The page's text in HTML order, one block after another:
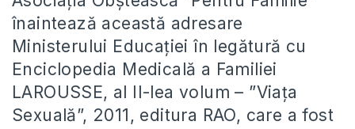
înaintează această adresare
Ministerului Educației în legătură cu
Enciclopedia Medicală a Familiei
LAROUSSE, al II-lea volum – ”Viața
Sexuală”, 2011, editura RAO, care a fost